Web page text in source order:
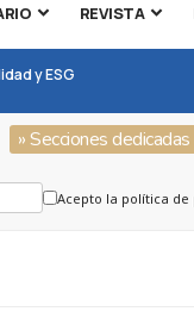
REVISTA
y ESG
» Secciones
Acepto la política de